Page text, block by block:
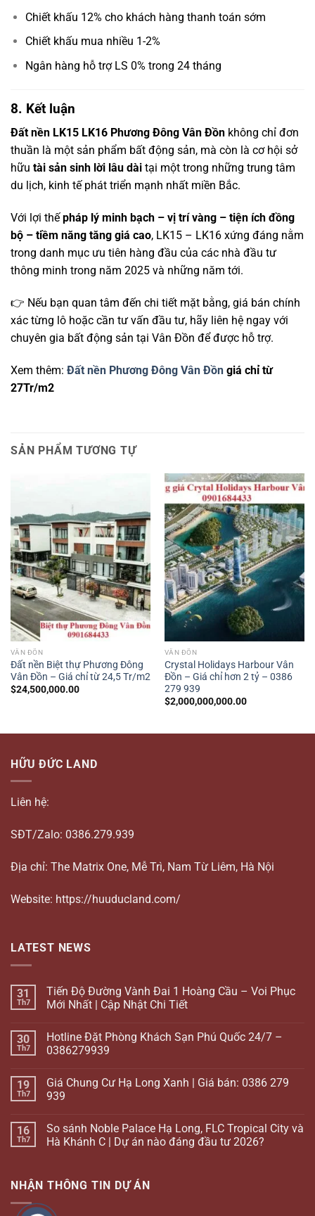
Chiết khấu 12% cho khách hàng thanh toán sớm
Chiết khấu mua nhiều 1-2%
Ngân hàng hỗ trợ LS 0% trong 24 tháng
8. Kết luận
Đất nền LK15 LK16 Phương Đông Vân Đồn không chỉ đơn
thuần là một sản phẩm bất động sản, mà còn là cơ hội sở
hữu tài sản sinh lời lâu dài tại một trong những trung tâm
du lịch, kinh tế phát triển mạnh nhất miền Bắc.
Với lợi thếpháp lý minh bạch – vị trí vàng – tiện ích đồng
bộ – tiềm năng tăng giá cao, LK15 – LK16 xứng đáng nằm
trong danh mục ưu tiên hàng đầu của các nhà đầu tư
thông minh trong năm 2025 và những năm tới.
👉 Nếu bạn quan tâm đến chi tiết mặt bằng, giá bán chính
xác từng lô hoặc cần tư vấn đầu tư, hãy liên hệ ngay với
chuyên gia bất động sản tại Vân Đồn để được hỗ trợ.
Xem thêm: Đất nền Phương Đông Vân Đồn giá chỉ từ
27Tr/m2
SẢN PHẨM TƯƠNG TỰ
VÂN ĐỒN
Đất nền Biệt thự Phương Đông
Vân Đồn – Giá chỉ từ 24,5 Tr/m2
$24,500,000.00
VÂN ĐỒN
Crystal Holidays Harbour Vân
Đồn – Giá chỉ hơn 2 tỷ – 0386
279 939
$2,000,000,000.00
HỮU ĐỨC LAND
Liên hệ:
SĐT/Zalo: 0386.279.939
Địa chỉ: The Matrix One, Mễ Trì, Nam Từ Liêm, Hà Nội
Website: https://huuducland.com/
LATEST NEWS
31
Th7
Tiến Độ Đường Vành Đai 1 Hoàng Cầu – Voi Phục
Mới Nhất | Cập Nhật Chi Tiết
30
Th7
Hotline Đặt Phòng Khách Sạn Phú Quốc 24/7 –
0386279939
19
Th7
Giá Chung Cư Hạ Long Xanh | Giá bán: 0386 279
939
16
Th7
So sánh Noble Palace Hạ Long, FLC Tropical City và
Hà Khánh C | Dự án nào đáng đầu tư 2026?
NHẬN THÔNG TIN DỰ ÁN